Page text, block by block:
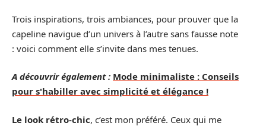
Trois inspirations, trois ambiances, pour prouver que la
capeline navigue d’un univers à l’autre sans fausse note
: voici comment elle s’invite dans mes tenues.
A découvrir également : Mode minimaliste : Conseils
pour s'habiller avec simplicité et élégance !
Le look rétro-chic, c’est mon préféré. Ceux qui me